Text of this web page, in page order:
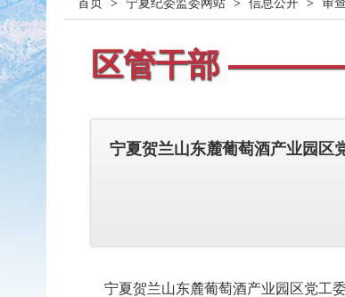
首页 > 宁夏纪委监委网站 > 信息公开 > 审
区管干部
宁夏贺兰山东麓葡萄酒产业园区
宁夏贺兰山东麓葡萄酒产业园区党工